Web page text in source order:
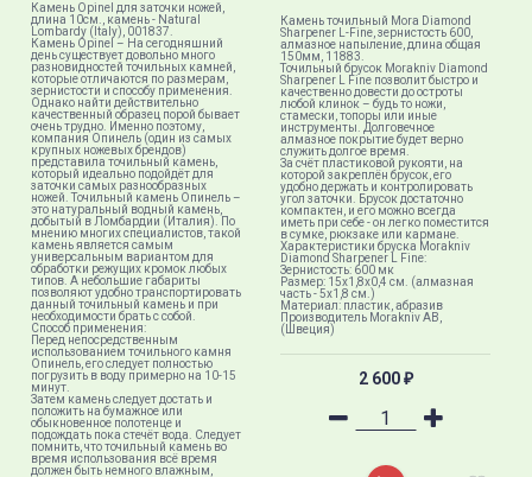
Камень Opinel для заточки ножей,
длина 10см., камень - Natural
Lombardy (Italy), 001837.
Камень Opinel – На сегодняшний
день существует довольно много
разновидностей точильных камней,
которые отличаются по размерам,
зернистости и способу применения.
Однако найти действительно
качественный образец порой бывает
очень трудно. Именно поэтому,
компания Опинель (один из самых
крупных ножевых брендов)
представила точильный камень,
который идеально подойдёт для
заточки самых разнообразных
ножей. Точильный камень Опинель –
это натуральный водный камень,
добытый в Ломбардии (Италия). По
мнению многих специалистов, такой
камень является самым
универсальным вариантом для
обработки режущих кромок любых
типов. А небольшие габариты
позволяют удобно транспортировать
данный точильный камень и при
необходимости брать с собой.
Способ применения:
Перед непосредственным
использованием точильного камня
Опинель, его следует полностью
погрузить в воду примерно на 10-15
минут.
Затем камень следует достать и
положить на бумажное или
обыкновенное полотенце и
подождать пока стечёт вода. Следует
помнить, что точильный камень во
время использования всё время
должен быть немного влажным,
Камень точильный Mora Diamond
Sharpener L-Fine, зернистость 600,
алмазное напыление, длина общая
150мм, 11883.
Точильный брусок Morakniv Diamond
Sharpener L Fine позволит быстро и
качественно довести до остроты
любой клинок – будь то ножи,
стамески, топоры или иные
инструменты. Долговечное
алмазное покрытие будет верно
служить долгое время.
За счёт пластиковой рукояти, на
которой закреплён брусок, его
удобно держать и контролировать
угол заточки. Брусок достаточно
компактен, и его можно всегда
иметь при себе - он легко поместится
в сумке, рюкзаке или кармане.
Характеристики бруска Morakniv
Diamond Sharpener L Fine:
Зернистость: 600 мк
Размер: 15х1,8х0,4 см. (алмазная
часть - 5х1,8 см.)
Материал: пластик, абразив
Производитель Morakniv AB,
(Швеция)​
2 600 ₽